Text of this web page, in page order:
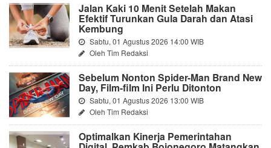
Jalan Kaki 10 Menit Setelah Makan
Efektif Turunkan Gula Darah dan Atasi
Kembung
Sabtu, 01 Agustus 2026 14:00 WIB
Oleh Tim Redaksi
Sebelum Nonton Spider-Man Brand New
Day, Film-film Ini Perlu Ditonton
Sabtu, 01 Agustus 2026 13:00 WIB
Oleh Tim Redaksi
Optimalkan Kinerja Pemerintahan